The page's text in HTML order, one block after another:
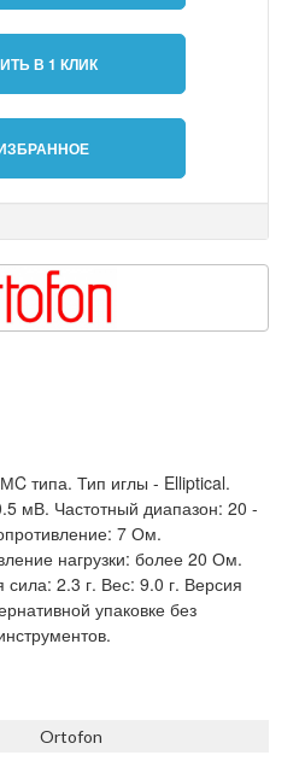
В 1 КЛИК
типа. Тип иглы - Elliptical.
мВ. Частотный диапазон: 20 -
7 Ом.
нагрузки: более 20 Ом.
2.3 г. Вес: 9.0 г. Версия
упаковке без
Ortofon